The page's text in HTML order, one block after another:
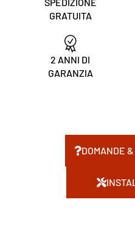
GRATUITA
2 ANNI DI
GARANZIA
DOMANDE